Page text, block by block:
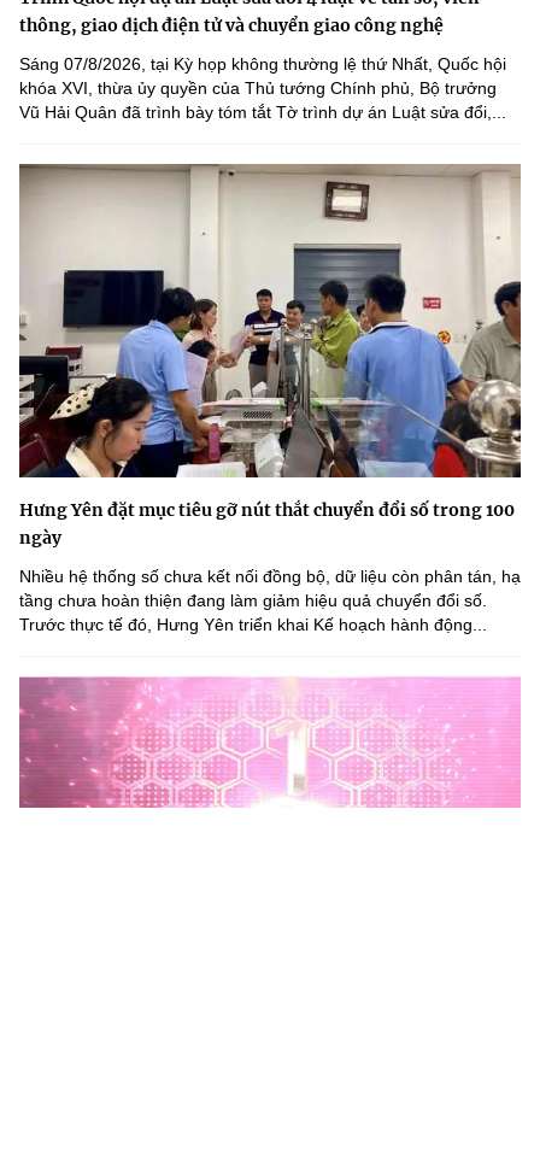
thông, giao dịch điện tử và chuyển giao công nghệ
Sáng 07/8/2026, tại Kỳ họp không thường lệ thứ Nhất, Quốc hội
khóa XVI, thừa ủy quyền của Thủ tướng Chính phủ, Bộ trưởng
Vũ Hải Quân đã trình bày tóm tắt Tờ trình dự án Luật sửa đổi,...
Hưng Yên đặt mục tiêu gỡ nút thắt chuyển đổi số trong 100
ngày
Nhiều hệ thống số chưa kết nối đồng bộ, dữ liệu còn phân tán, hạ
tầng chưa hoàn thiện đang làm giảm hiệu quả chuyển đổi số.
Trước thực tế đó, Hưng Yên triển khai Kế hoạch hành động...